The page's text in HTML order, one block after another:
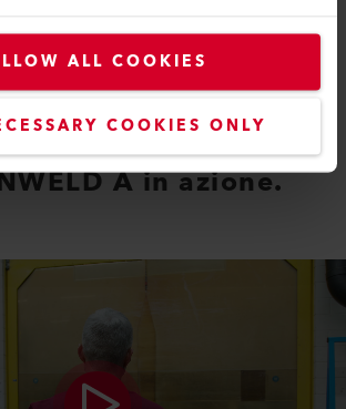
ALL COOKIES
COOKIES ONLY
del processo.
pulsante play per
A in azione.